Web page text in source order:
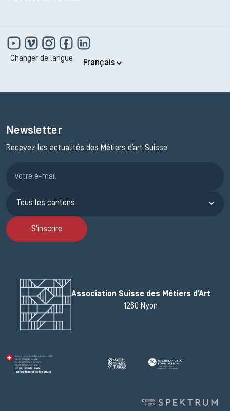
Changer de langue
Newsletter
Recevez les actualités des Métiers d’art Suisse.
S'inscrire
Association Suisse des Métiers d'Art
1260 Nyon